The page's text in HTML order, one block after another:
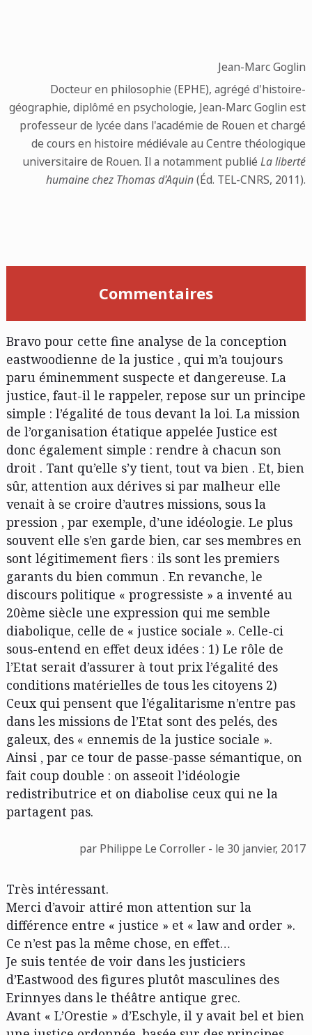
Jean-Marc Goglin
Docteur en philosophie (EPHE), agrégé d'histoire-
géographie, diplômé en psychologie, Jean-Marc Goglin est
professeur de lycée dans l'académie de Rouen et chargé
de cours en histoire médiévale au Centre théologique
universitaire de Rouen. Il a notamment publiéLa liberté
humaine chez Thomas d'Aquin(Éd. TEL-CNRS, 2011).
Commentaires
Bravo pour cette fine analyse de la conception
eastwoodienne de la justice , qui m’a toujours
paru éminemment suspecte et dangereuse. La
justice, faut-il le rappeler, repose sur un principe
simple : l’égalité de tous devant la loi. La mission
de l’organisation étatique appelée Justice est
donc également simple : rendre à chacun son
droit . Tant qu’elle s’y tient, tout va bien . Et, bien
sûr, attention aux dérives si par malheur elle
venait à se croire d’autres missions, sous la
pression , par exemple, d’une idéologie. Le plus
souvent elle s’en garde bien, car ses membres en
sont légitimement fiers : ils sont les premiers
garants du bien commun . En revanche, le
discours politique « progressiste » a inventé au
20ème siècle une expression qui me semble
diabolique, celle de « justice sociale ». Celle-ci
sous-entend en effet deux idées : 1) Le rôle de
l’Etat serait d’assurer à tout prix l’égalité des
conditions matérielles de tous les citoyens 2)
Ceux qui pensent que l’égalitarisme n’entre pas
dans les missions de l’Etat sont des pelés, des
galeux, des « ennemis de la justice sociale ».
Ainsi , par ce tour de passe-passe sémantique, on
fait coup double : on asseoit l’idéologie
redistributrice et on diabolise ceux qui ne la
partagent pas.
par Philippe Le Corroller - le 30 janvier, 2017
Très intéressant.
Merci d’avoir attiré mon attention sur la
différence entre « justice » et « law and order ».
Ce n’est pas la même chose, en effet…
Je suis tentée de voir dans les justiciers
d’Eastwood des figures plutôt masculines des
Erinnyes dans le théâtre antique grec.
Avant « L’Orestie » d’Eschyle, il y avait bel et bien